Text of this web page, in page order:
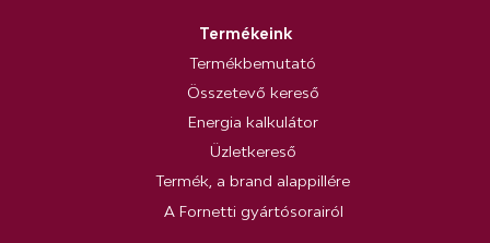
Termékeink
Termékbemutató
Összetevő kereső
Energia kalkulátor
Üzletkereső
Termék, a brand alappillére
A Fornetti gyártósorairól